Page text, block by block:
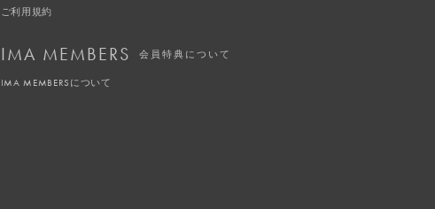
ご利用規約
IMA MEMBERS 会員特典について
IMA MEMBERSについて